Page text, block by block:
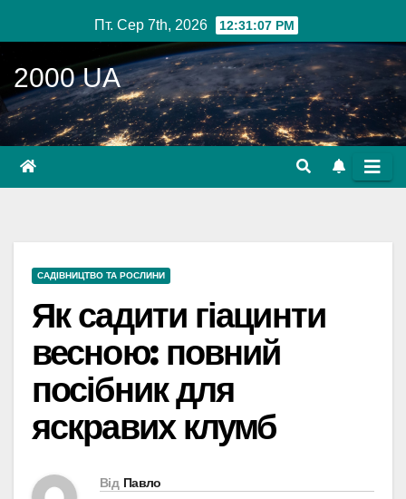
до
вмісту
Пт. Сер 7th, 2026 12:31:08 PM
2000 UA
САДІВНИЦТВО ТА РОСЛИНИ
Як садити гіацинти
весною: повний
посібник для
яскравих клумб
Від Павло